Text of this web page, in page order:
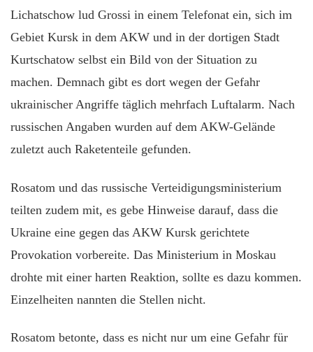
Lichatschow lud Grossi in einem Telefonat ein, sich im
Gebiet Kursk in dem AKW und in der dortigen Stadt
Kurtschatow selbst ein Bild von der Situation zu
machen. Demnach gibt es dort wegen der Gefahr
ukrainischer Angriffe täglich mehrfach Luftalarm. Nach
russischen Angaben wurden auf dem AKW-Gelände
zuletzt auch Raketenteile gefunden.
Rosatom und das russische Verteidigungsministerium
teilten zudem mit, es gebe Hinweise darauf, dass die
Ukraine eine gegen das AKW Kursk gerichtete
Provokation vorbereite. Das Ministerium in Moskau
drohte mit einer harten Reaktion, sollte es dazu kommen.
Einzelheiten nannten die Stellen nicht.
Rosatom betonte, dass es nicht nur um eine Gefahr für